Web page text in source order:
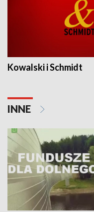
Kowalski i Schmidt
INNE